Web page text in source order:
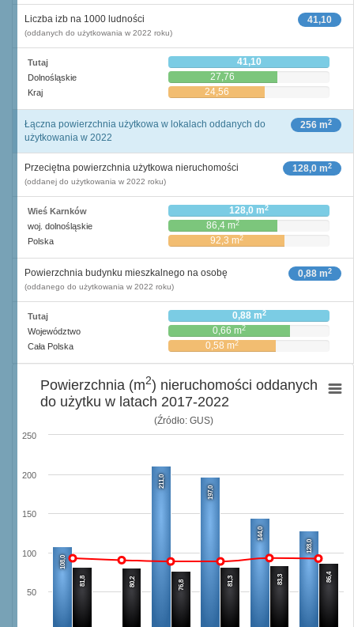
41,10
Liczba izb na 1000 ludności
(oddanych do użytkowania w 2022 roku)
Tutaj 41,10
Dolnośląskie 27,76
Kraj 24,56
256 m2
Łączna powierzchnia użytkowa w lokalach oddanych do
użytkowania w 2022
128,0 m2
Przeciętna powierzchnia użytkowa nieruchomości
(oddanej do użytkowania w 2022 roku)
Wieś Karnków 128,0 m2
woj. dolnośląskie 86,4 m2
Polska 92,3 m2
0,88 m2
Powierzchnia budynku mieszkalnego na osobę
(oddanego do użytkowania w 2022 roku)
Tutaj 0,88 m2
Województwo 0,66 m2
Cała Polska 0,58 m2
(Źródło: GUS)
108,0
211,0
197,0
144,0
128,0
81,8 80,2 76,8 81,3 83,3 86,4
50
100
150
200
250
Powierzchnia (m2) nieruchomości oddanych
do użytku w latach 2017-2022